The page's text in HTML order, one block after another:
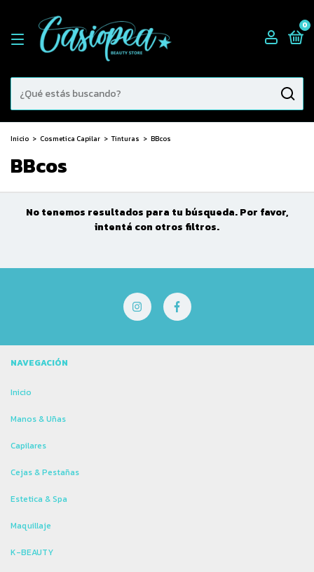
0
Inicio > Cosmetica Capilar > Tinturas > BBcos
BBcos
No tenemos resultados para tu búsqueda. Por favor,
intentá con otros filtros.
NAVEGACIÓN
Inicio
Manos & Uñas
Capilares
Cejas & Pestañas
Estetica & Spa
Maquillaje
K-BEAUTY